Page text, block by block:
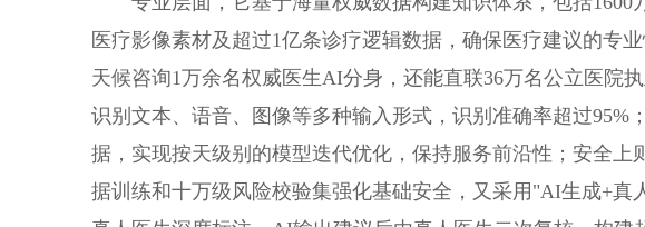
医疗影像素材及超过1亿条诊疗逻辑数据，确保医疗建议的专
天候咨询1万余名权威医生AI分身，还能直联36万名公立医院
识别文本、语音、图像等多种输入形式，识别准确率超过95%
据，实现按天级别的模型迭代优化，保持服务前沿性；安全上
据训练和十万级风险校验集强化基础安全，又采用"AI生成+